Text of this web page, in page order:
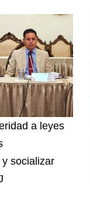
a leyes
socializar